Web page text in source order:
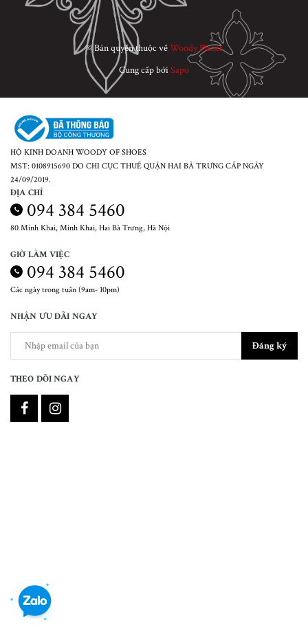
© Bản quyền thuộc vềWoody Planet
Cung cấp bởiSapo
HỘ KINH DOANH WOODY OF SHOES
MST: 0108915690 DO CHI CỤC THUẾ QUẬN HAI BÀ TRƯNG CẤP NGÀY
24/09/2019.
ĐỊA CHỈ
094 384 5460
80 Minh Khai, Minh Khai, Hai Bà Trưng, Hà Nội
GIỜ LÀM VIỆC
094 384 5460
Các ngày trong tuần (9am- 10pm)
NHẬN ƯU ĐÃI NGAY
Đăng ký
THEO DÕI NGAY